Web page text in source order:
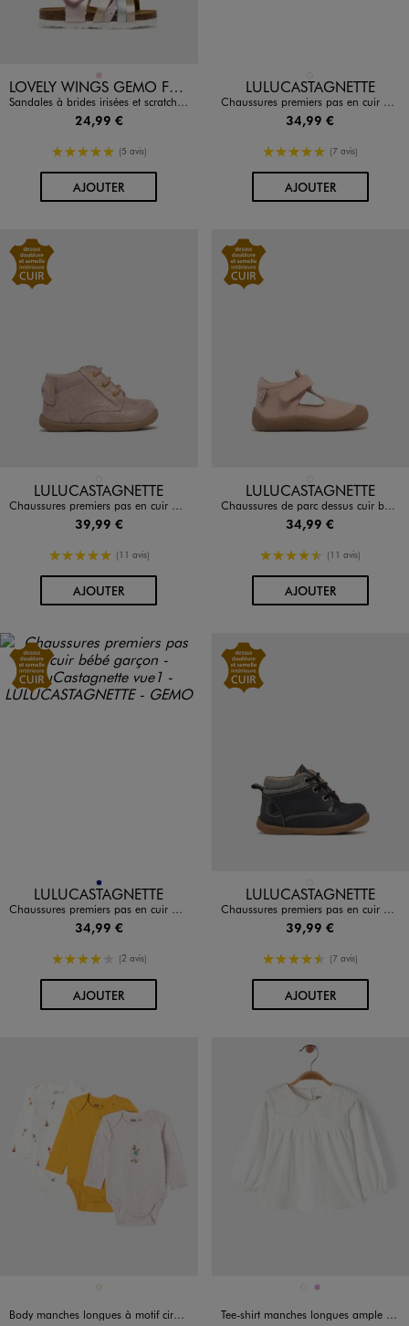
Disponible en 1 coloris LOVELY WINGS GEMO FOR GOOD
Sandales à brides irisées et scratch bébé fille
24,99 €
5/5 de moyenne
(5 avis)
AJOUTERAU PANIER
Disponible en 1 coloris
LULUCASTAGNETTE
Chaussures premiers pas en cuir bébé fille - LuluCastagnette
34,99 €
5/5 de moyenne
(7 avis)
AJOUTERAU PANIER
Disponible en 1 coloris
LULUCASTAGNETTE
Chaussures premiers pas en cuir pailleté bébé fille - LuluCastagnette
39,99 €
5/5 de moyenne
(11 avis)
AJOUTERAU PANIER
Disponible en 1 coloris
LULUCASTAGNETTE
Chaussures de parc dessus cuir bébé fille - LuluCastagnette
34,99 €
4.5/5 de moyenne
(11 avis)
AJOUTERAU PANIER
Disponible en 1 coloris
MARINE
LULUCASTAGNETTE
Chaussures premiers pas en cuir bébé garçon - LuluCastagnette
34,99 €
4/5 de moyenne
(2 avis)
AJOUTERAU PANIER
Disponible en 1 coloris
LULUCASTAGNETTE
Chaussures premiers pas en cuir bébé garçon - LuluCastagnette
39,99 €
4.5/5 de moyenne
(7 avis)
AJOUTERAU PANIER
Body manches longues à motif cirque bébé garçon (lot de 3)
Disponible en 2 coloris
BLANCPRUNE
Tee-shirt manches longues ample à col Claudine en dentelle anglaise bébé fille